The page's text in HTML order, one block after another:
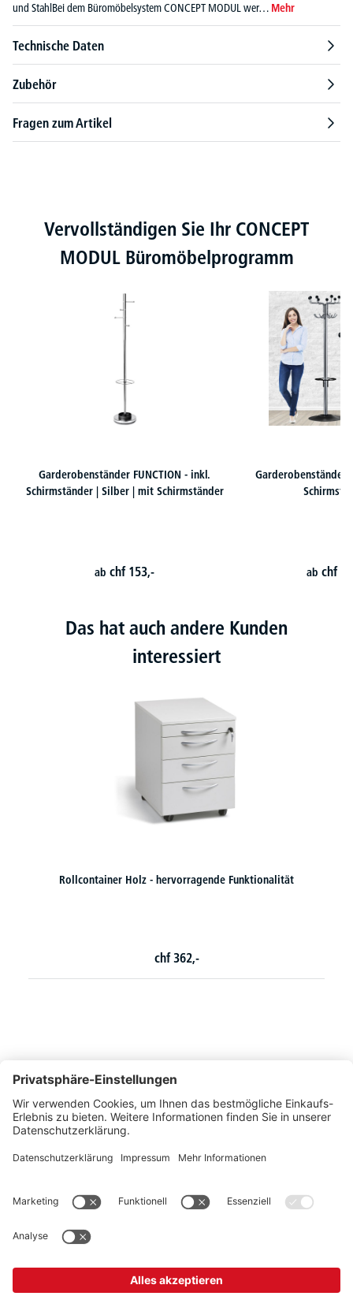
und StahlBei dem Büromöbelsystem CONCEPT MODUL wer… Mehr
Technische Daten
Zubehör
Fragen zum Artikel
Produktgalerie überspringen
Vervollständigen Sie Ihr CONCEPT
MODUL Büromöbelprogramm
Garderobenständer FUNCTION - inkl.
Schirmständer | Silber | mit Schirmständer
abchf 153,-
Garderobenständer
abchf
Das hat auch andere Kunden
interessiert
Holz - hervorragende Funktionalität
Montags bis Freitags von 08:30 - 17:00 Uhr
+41 44 240 / 11 55
+41 44 240 / 11 57
info@office-trade.ch
vergleichbare Institutionen.